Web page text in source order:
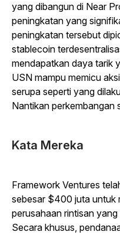
yang dibangun di Near
peningkatan yang
peningkatan tersebut
stablecoin
mendapatkan daya tarik
USN mampu memicu
serupa seperti yang
Nantikan perkembangan
Kata Mereka
Framework Ventures
sebesar $400 juta untuk
perusahaan rintisan
Secara khusus,